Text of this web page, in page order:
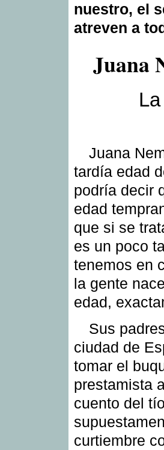
nuestro, el
atreven a
Juana
Juana
tardía edad
podría decir
edad
que si se
es un poco
tenemos en
la gente
edad,
Sus
ciudad de
tomar el
prestamista
cuento del
curtiembre